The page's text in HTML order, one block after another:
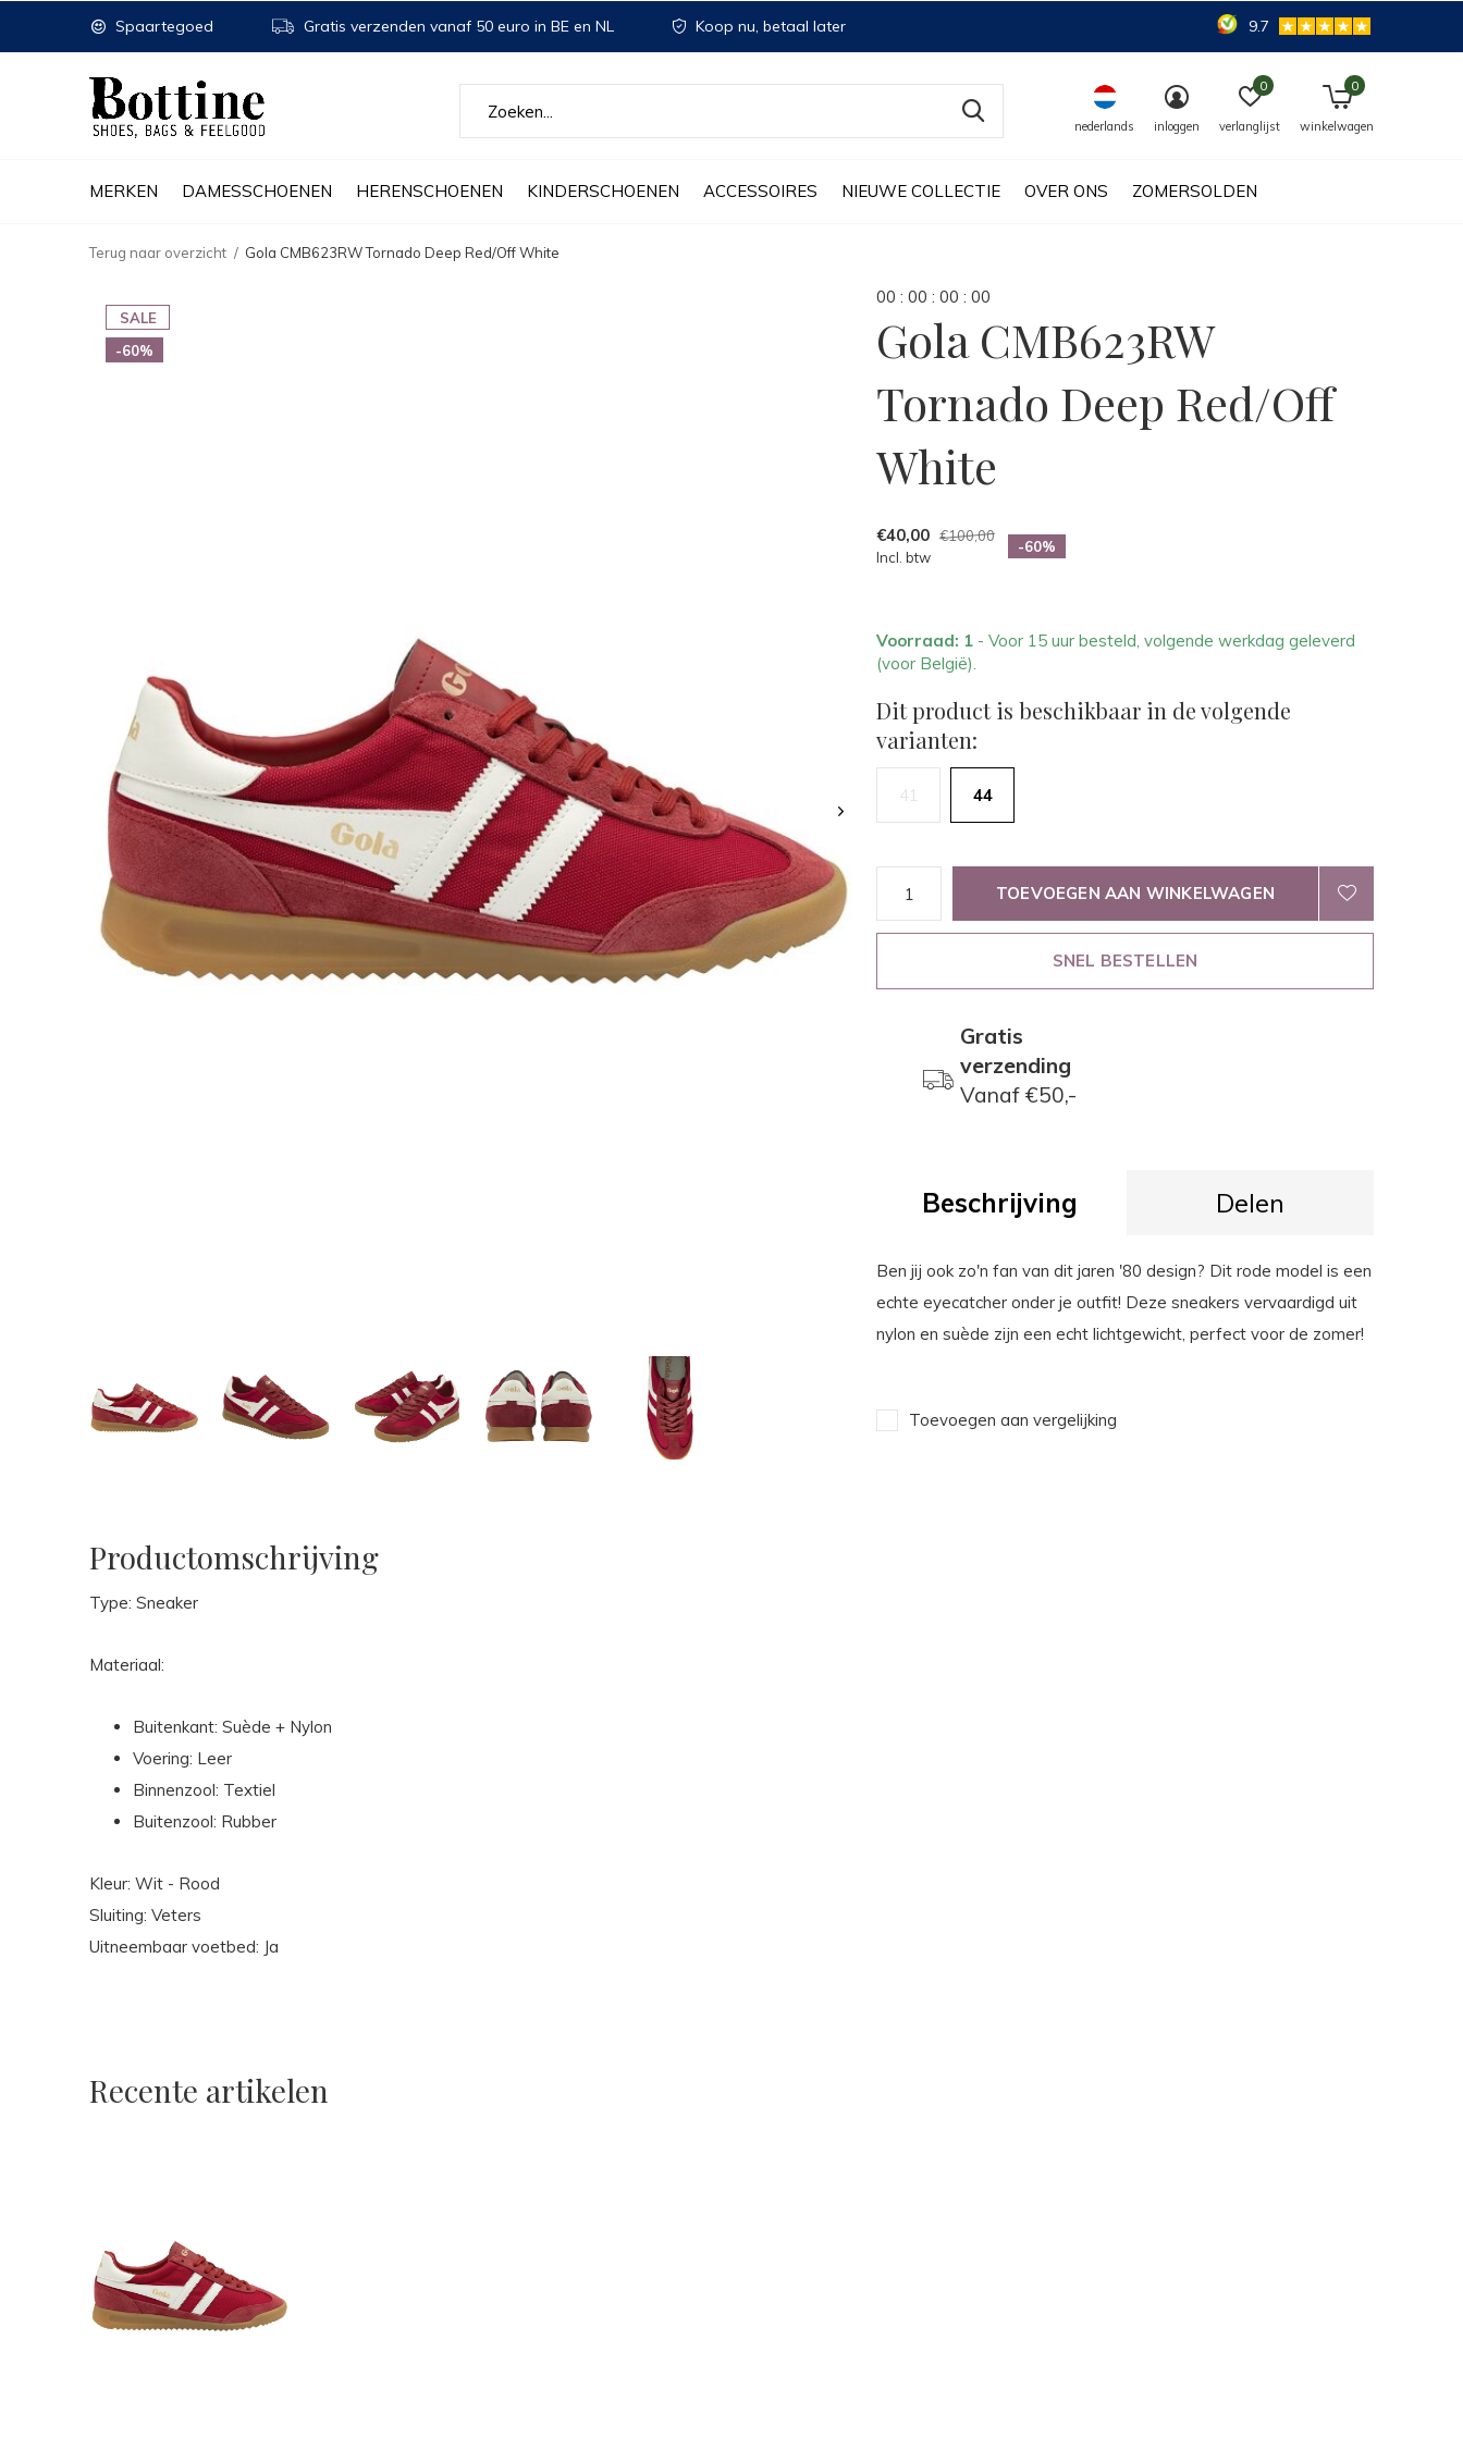
MERKEN DAMESSCHOENEN HERENSCHOENEN KINDERSCHOENEN ACCESSOIRES NIEUWE COLLECTIE OVER ONS ZOMERSOLDEN
nederlands inloggen verlanglijst
0
winkelwagen
0
Spaartegoed Gratis verzenden vanaf 50 euro in BE en NL Koop nu, betaal later 9.7
Terug naar overzicht Gola CMB623RW Tornado Deep Red/Off White
SALE
-60%
00 : 00 : 00 : 00
Gola CMB623RW
Tornado Deep Red/Off
White
€40,00 €100,00
Incl. btw
-60%
Voorraad: 1 - Voor 15 uur besteld, volgende werkdag geleverd
(voor België).
Dit product is beschikbaar in de volgende
varianten:
41 44
TOEVOEGEN AAN WINKELWAGEN
SNEL BESTELLEN
Gratis
verzending
Vanaf €50,-
Beschrijving Delen
Ben jij ook zo'n fan van dit jaren '80 design? Dit rode model is een
echte eyecatcher onder je outfit! Deze sneakers vervaardigd uit
nylon en suède zijn een echt lichtgewicht, perfect voor de zomer!
Toevoegen aan vergelijking
Productomschrijving
Type: Sneaker
Materiaal:
Buitenkant: Suède + Nylon
Voering: Leer
Binnenzool: Textiel
Buitenzool: Rubber
Kleur: Wit - Rood
Sluiting: Veters
Uitneembaar voetbed: Ja
Recente artikelen